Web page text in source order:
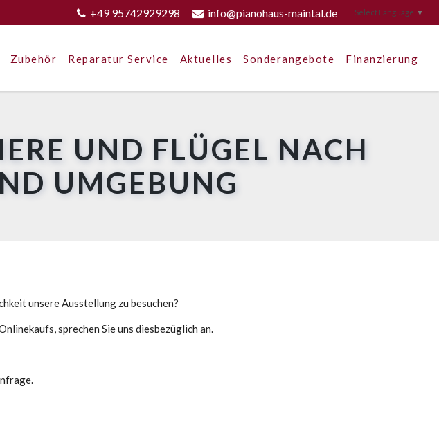
+49 95742929298 info@pianohaus-maintal.de Select Language ▼
Zubehör Reparatur Service Aktuelles Sonderangebote Finanzierung
UND FLÜGEL NACH
UMGEBUNG
unsere Ausstellung zu besuchen?
sprechen Sie uns diesbezüglich an.